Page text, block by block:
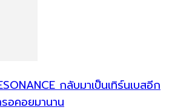
กลับมาเป็นเทิร์นเบสอีก
อคอยมานาน